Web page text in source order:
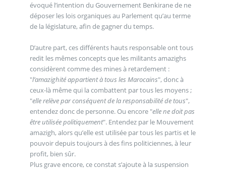
évoqué l’intention du Gouvernement Benkirane de ne
déposer les lois organiques au Parlement qu’au terme
de la législature, afin de gagner du temps.
D’autre part, ces différents hauts responsable ont tous
redit les mêmes concepts que les militants amazighs
considèrent comme des mines à retardement :
"l’amazighité appartient à tous les Marocains", donc à
ceux-là même qui la combattent par tous les moyens ;
"elle relève par conséquent de la responsabilité de tous",
entendez donc de personne. Ou encore "elle ne doit pas
être utilisée politiquement". Entendez par le Mouvement
amazigh, alors qu’elle est utilisée par tous les partis et le
pouvoir depuis toujours à des fins politiciennes, à leur
profit, bien sûr.
Plus grave encore, ce constat s’ajoute à la suspension